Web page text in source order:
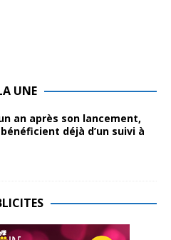
UNE
an après son lancement,
déjà d’un suivi à